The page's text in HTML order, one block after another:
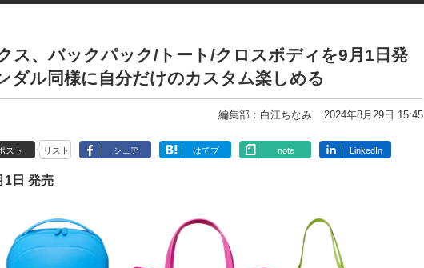
ス、バックパック/トート/クロスボディを9月1日発
ダル同様に自分だけのカスタム楽しめる
編集部：白江ちなみ 2024年8月29日 15:45
スト リスト シェア はてブ note LinkedIn
1日 発売